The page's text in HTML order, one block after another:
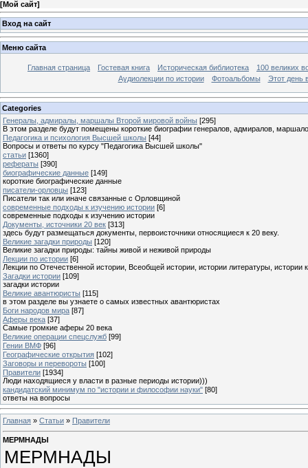
[Мой сайт]
Вход на сайт
Меню сайта
Главная страница Гостевая книга Историческая библиотека
100 великих
Аудиолекции по истории
Фотоальбомы Этот день
Categories
Генералы, адмиралы, маршалы Второй мировой войны [295]
В этом разделе будут помещены короткие биографии генералов, адмиралов,
Педагогика и психология Высшей школы [44]
Вопросы и ответы по курсу "Педагогика Высшей школы"
статьи [1360]
рефераты [390]
биографические данные [149]
короткие биографические данные
писатели-орловцы [123]
Писатели так или иначе связанные с Орловщиной
современные подходы к изучению истории [6]
современные подходы к изучению истории
Документы, источники 20 век [313]
здесь будут размещаться документы, первоисточники относящиеся к 20 веку.
Великие загадки природы [120]
Великие загадки природы: тайны живой и неживой природы
Лекции по истории [6]
Лекции по Отечественной истории, Всеобщей истории, истории литературы, истории
Загадки истории [109]
загадки истории
Великие авантюристы [115]
в этом разделе вы узнаете о самых известных авантюристах
Боги народов мира [87]
Аферы века [37]
Самые громкие аферы 20 века
Великие операции спецслужб [99]
Гении ВМФ [96]
Географические открытия [102]
Заговоры и перевороты [100]
Правители [1934]
Люди находящиеся у власти в разные периоды истории)))
кандидатский минимум по "истории и философии науки" [80]
ответы на вопросы
Главная » Статьи » Правители
МЕРМНАДЫ
МЕРМНАДЫ